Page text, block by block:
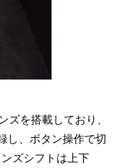
を搭載しており、
し、ボタン操作で切
ズシフトは上下